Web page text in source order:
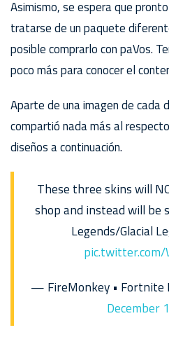
Asimismo, se espera que
tratarse de un paquete
posible comprarlo con paVos.
poco más para conocer el
Aparte de una imagen de cada
compartió nada más al
diseños a continuación.
These three skins will
shop and instead will be
Legends/Glacial
pic.twitter.com/
— FireMonkey • Fortnite
December